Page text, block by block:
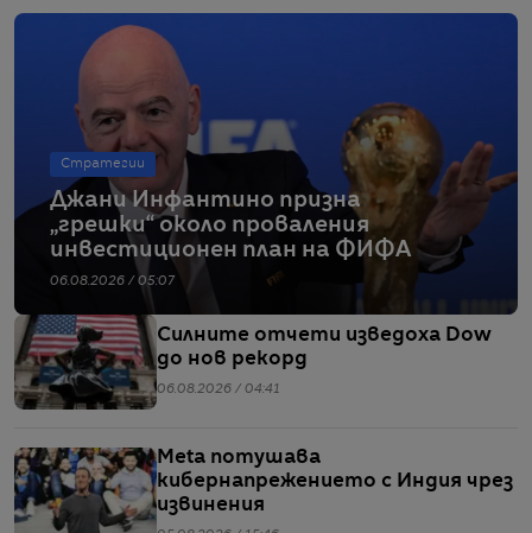
Стратегии
Джани Инфантино призна
„грешки“ около проваления
инвестиционен план на ФИФА
06.08.2026 / 05:07
Силните отчети изведоха Dow
до нов рекорд
06.08.2026 / 04:41
Meta потушава
кибернапрежението с Индия чрез
извинения